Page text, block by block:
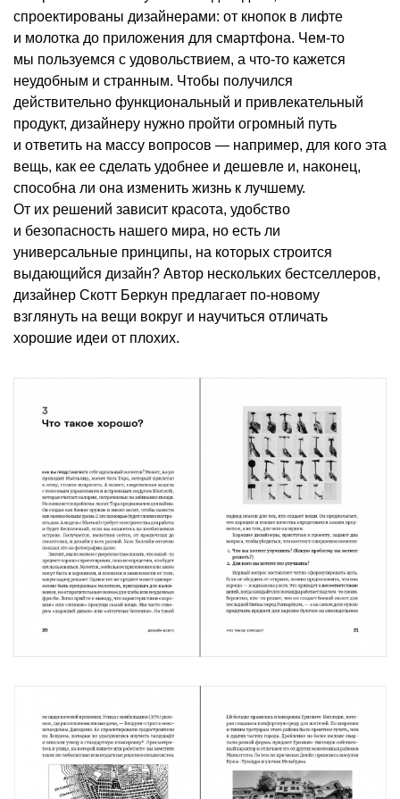
спроектированы дизайнерами: от кнопок в лифте
и молотка до приложения для смартфона. Чем-то
мы пользуемся с удовольствием, а что-то кажется
неудобным и странным. Чтобы получился
действительно функциональный и привлекательный
продукт, дизайнеру нужно пройти огромный путь
и ответить на массу вопросов — например, для кого эта
вещь, как ее сделать удобнее и дешевле и, наконец,
способна ли она изменить жизнь к лучшему.
От их решений зависит красота, удобство
и безопасность нашего мира, но есть ли
универсальные принципы, на которых строится
выдающийся дизайн? Автор нескольких бестселлеров,
дизайнер Скотт Беркун предлагает по-новому
взглянуть на вещи вокруг и научиться отличать
хорошие идеи от плохих.